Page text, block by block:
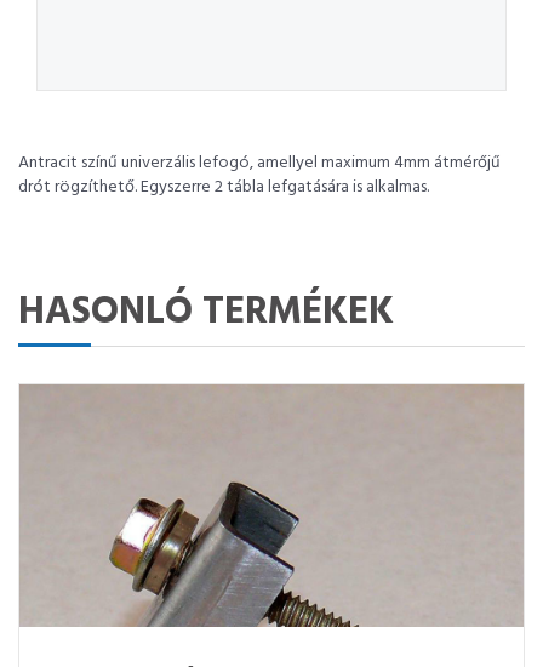
Antracit színű univerzális lefogó, amellyel maximum 4mm átmérőjű
drót rögzíthető. Egyszerre 2 tábla lefgatására is alkalmas.
HASONLÓ TERMÉKEK